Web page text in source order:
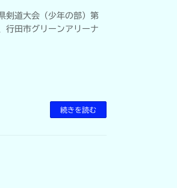
道大会（少年の部）第
行田市グリーンアリーナ
続きを読む